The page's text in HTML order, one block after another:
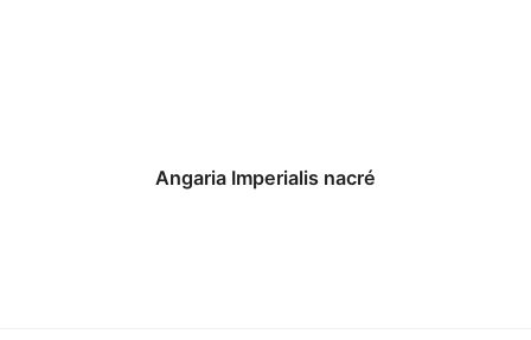
Angaria Imperialis nacré